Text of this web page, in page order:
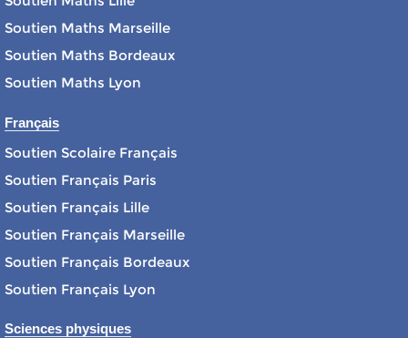
Soutien Maths Marseille
Soutien Maths Bordeaux
Soutien Maths Lyon
Français
Soutien Scolaire Français
Soutien Français Paris
Soutien Français Lille
Soutien Français Marseille
Soutien Français Bordeaux
Soutien Français Lyon
Sciences physiques